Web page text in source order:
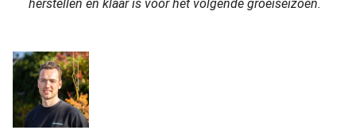
herstellen en klaar is voor het volgende groeiseizoen.